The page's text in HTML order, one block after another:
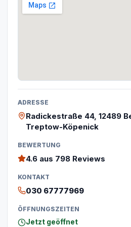
ADRESSE
Radickestraße 44, 12489
Treptow-Köpenick
BEWERTUNG
4.6 aus 798 Reviews
KONTAKT
030 67777969
ÖFFNUNGSZEITEN
Jetzt geöffnet